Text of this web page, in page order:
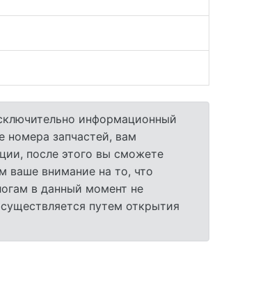
информационный
номера запчастей, вам
после этого вы сможете
ваше внимание на то, что
в данный момент не
путем открытия